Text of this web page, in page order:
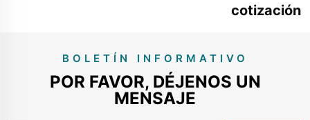
cotización
BOLETÍN INFORMATIVO
POR FAVOR, DÉJENOS UN
MENSAJE